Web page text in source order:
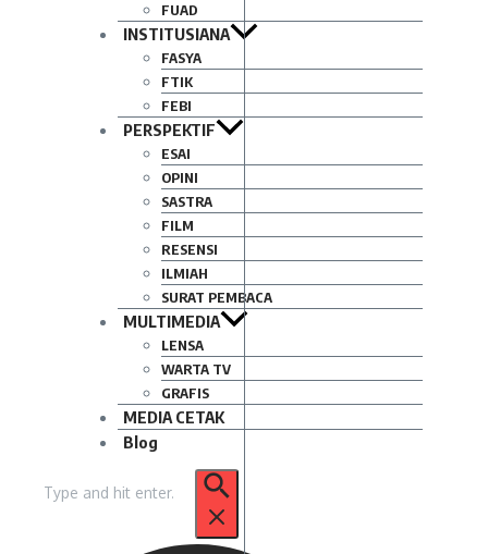
FUAD
INSTITUSIANA
FASYA
FTIK
FEBI
PERSPEKTIF
ESAI
OPINI
SASTRA
FILM
RESENSI
ILMIAH
SURAT PEMBACA
MULTIMEDIA
LENSA
WARTA TV
GRAFIS
MEDIA CETAK
Blog
untuk: